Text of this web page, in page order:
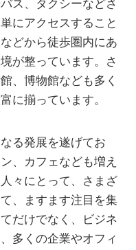
ス、タクシーなどさ
にアクセスすること
どから徒歩圏内にあ
が整っています。さ
、博物館なども多く
に揃っています。
る発展を遂げてお
、カフェなども増え
々にとって、さまざ
、ますます注目を集
だけでなく、ビジネ
多くの企業やオフィ